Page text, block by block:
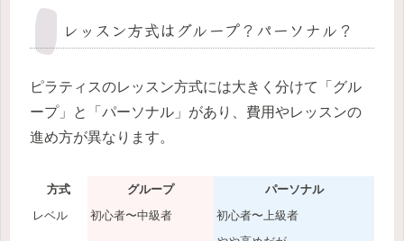
レッスン方式はグループ？パーソナル？
ピラティスのレッスン方式には大きく分けて「グル
ープ」と「パーソナル」があり、費用やレッスンの
進め方が異なります。
方式 グループ
パーソナル
レベル
初心者〜中級者 初心者〜上級者